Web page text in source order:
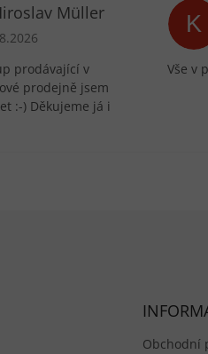
Müller
obchodu je 5 z 5
prodávající v
prodejně jsem
:-) Děkujeme já i
K
Vše v
Obchodní